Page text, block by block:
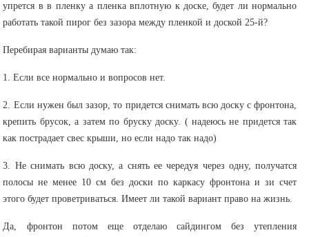
упрется в в пленку а пленка вплотную к доске, будет ли нормально
работать такой пирог без зазора между пленкой и доской 25-й?
Перебирая варианты думаю так:
1. Если все нормально и вопросов нет.
2. Если нужен был зазор, то придется снимать всю доску с фронтона,
крепить брусок, а затем по бруску доску. ( надеюсь не придется так
как пострадает свес крыши, но если надо так надо)
3. Не снимать всю доску, а снять ее чередуя через одну, получатся
полосы не менее 10 см без доски по каркасу фронтона и зи счет
этого будет проветриваться. Имеет ли такой вариант право на жизнь.
Да, фронтон потом еще отделаю сайдингом без утепления